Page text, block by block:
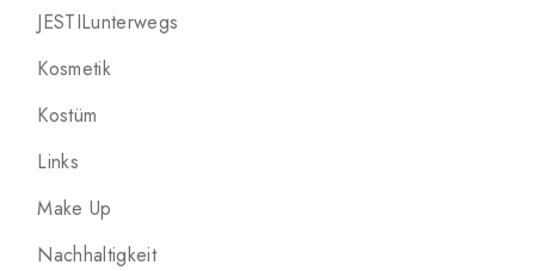
JESTILunterwegs
Kosmetik
Kostüm
Links
Make Up
Nachhaltigkeit